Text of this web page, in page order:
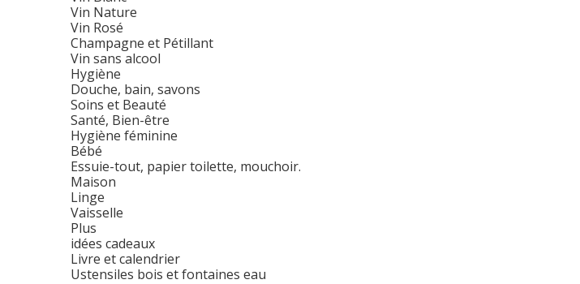
Vin Nature
Vin Rosé
Champagne et Pétillant
Vin sans alcool
Hygiène
Douche, bain, savons
Soins et Beauté
Santé, Bien-être
Hygiène féminine
Bébé
Essuie-tout, papier toilette, mouchoir.
Maison
Linge
Vaisselle
Plus
idées cadeaux
Livre et calendrier
Ustensiles bois et fontaines eau